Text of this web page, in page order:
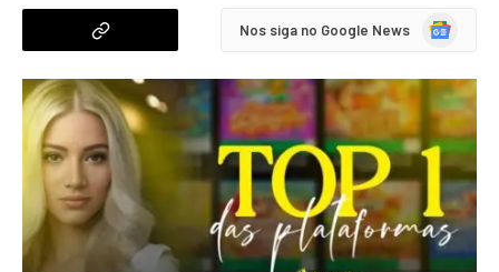
Nos siga no Google News
Google